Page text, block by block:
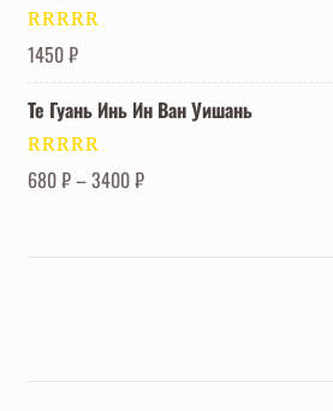
Оценка
из 5
1450₽
Те Гуань Инь Ин Ван Уишань
Оценка5.00
из 5
680₽–3400₽